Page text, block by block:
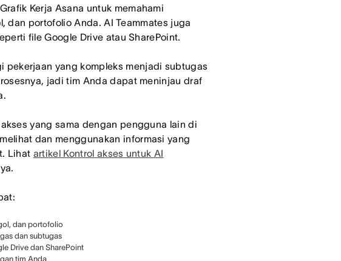
Kerja Asana untuk memahami
dan portofolio Anda. AI Teammates juga
file Google Drive atau SharePoint.
pekerjaan yang kompleks menjadi subtugas
jadi tim Anda dapat meninjau draf
yang sama dengan pengguna lain di
dan menggunakan informasi yang
Lihat artikel Kontrol akses untuk AI
dan portofolio
dan subtugas
Drive dan SharePoint
tim Anda